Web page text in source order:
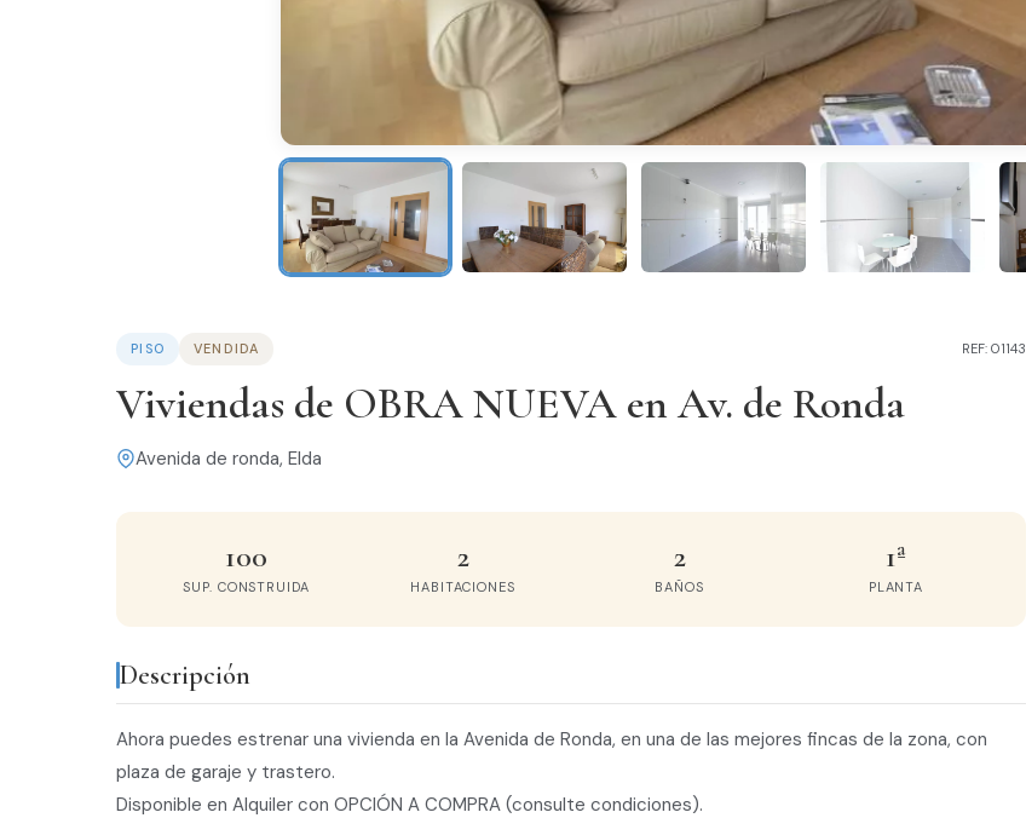
PISO VENDIDA REF: 01143
Viviendas de OBRA NUEVA en Av. de Ronda
Avenida de ronda, Elda
100
SUP. CONSTRUIDA
2
HABITACIONES
2
BAÑOS
1ª
PLANTA
Descripción
Ahora puedes estrenar una vivienda en la Avenida de Ronda, en una de las mejores fincas de la zona, con
plaza de garaje y trastero.
Disponible en Alquiler con OPCIÓN A COMPRA (consulte condiciones).